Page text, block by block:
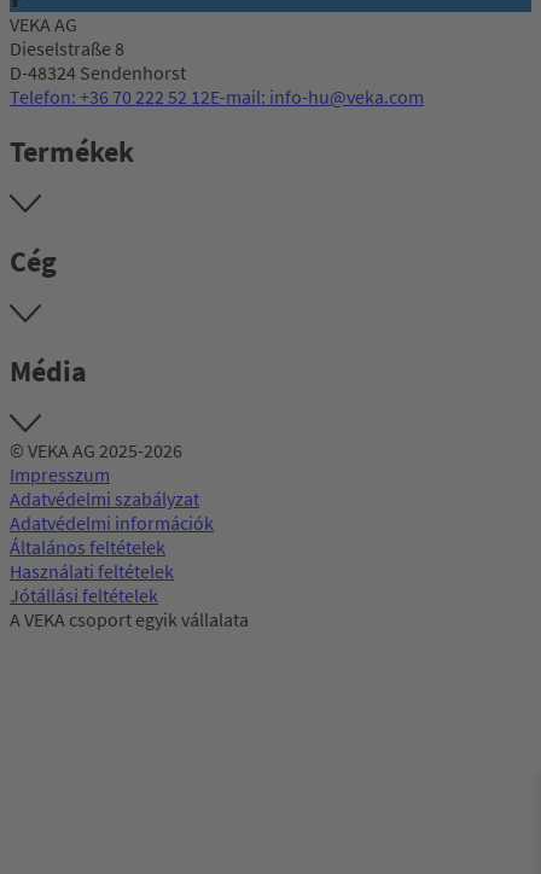
VEKA AG
Dieselstraße 8
D-48324 Sendenhorst
Telefon: +36 70 222 52 12E-mail: info-hu@veka.com
Termékek
Cég
Média
© VEKA AG 2025-2026
Impresszum
Adatvédelmi szabályzat
Adatvédelmi információk
Általános feltételek
Használati feltételek
Jótállási feltételek
A VEKA csoport egyik vállalata